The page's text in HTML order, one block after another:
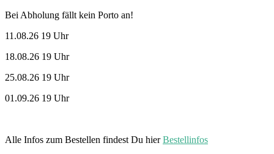
Bei Abholung fällt kein Porto an!
11.08.26 19 Uhr
18.08.26 19 Uhr
25.08.26 19 Uhr
01.09.26 19 Uhr
Alle Infos zum Bestellen findest Du hierBestellinfos